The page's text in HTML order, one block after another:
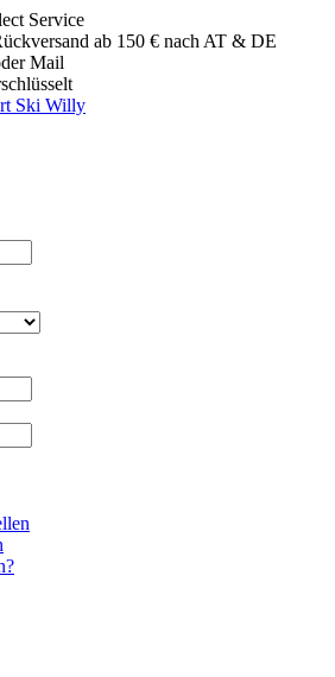
Service
ab 150 € nach AT & DE
Mail
die
nach
oben
unten,
um
das